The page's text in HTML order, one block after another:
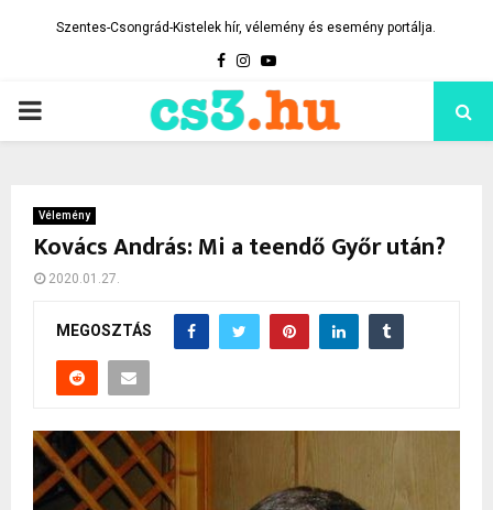
Szentes-Csongrád-Kistelek hír, vélemény és esemény portálja.
Facebook
Instagram
Youtube
PRIMARY
Vélemény
Kovács András: Mi a teendő Győr után?
2020.01.27.
MEGOSZTÁS